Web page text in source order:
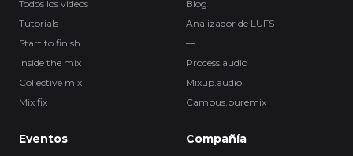
Todos los videos
Tutorials
Start to finish
Inside the mix
Collective mix
Mix fix
Blog
Analizador de LUFS
—
Process.audio
Mixup.audio
Campus.puremix
Eventos Compañía